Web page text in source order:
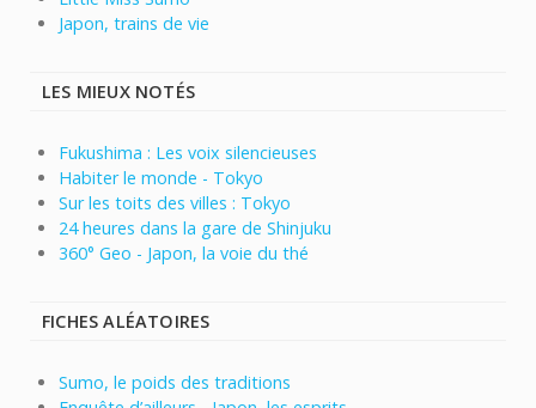
Japon, trains de vie
LES MIEUX NOTÉS
Fukushima : Les voix silencieuses
Habiter le monde - Tokyo
Sur les toits des villes : Tokyo
24 heures dans la gare de Shinjuku
360° Geo - Japon, la voie du thé
FICHES ALÉATOIRES
Sumo, le poids des traditions